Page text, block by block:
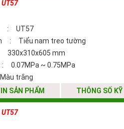
: UT57
: Tiểu nam treo tường
mm
0.07MPa ~ 0.75MPa
trắng
SẢN PHẨM
THÔNG SỐ